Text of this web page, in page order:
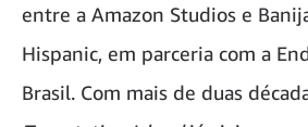
entre a Amazon Studios e
Hispanic, em parceria com a
Brasil. Com mais de duas